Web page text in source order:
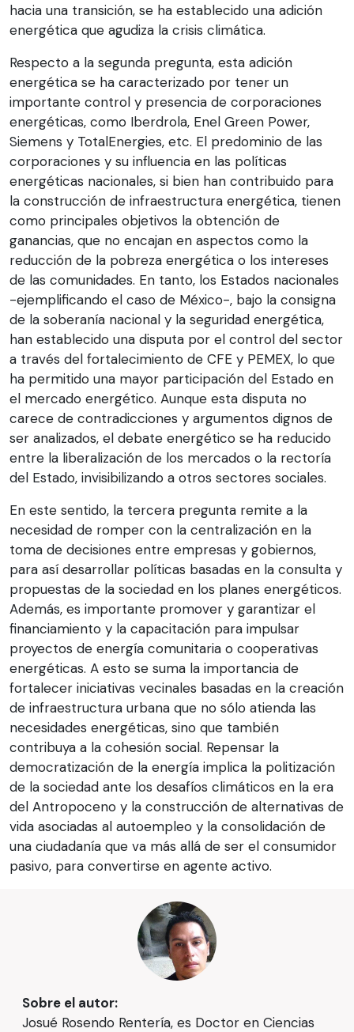
hacia una transición, se ha establecido una adición
energética que agudiza la crisis climática.
Respecto a la segunda pregunta, esta adición
energética se ha caracterizado por tener un
importante control y presencia de corporaciones
energéticas, como Iberdrola, Enel Green Power,
Siemens y TotalEnergies, etc. El predominio de las
corporaciones y su influencia en las políticas
energéticas nacionales, si bien han contribuido para
la construcción de infraestructura energética, tienen
como principales objetivos la obtención de
ganancias, que no encajan en aspectos como la
reducción de la pobreza energética o los intereses
de las comunidades. En tanto, los Estados nacionales
-ejemplificando el caso de México-, bajo la consigna
de la soberanía nacional y la seguridad energética,
han establecido una disputa por el control del sector
a través del fortalecimiento de CFE y PEMEX, lo que
ha permitido una mayor participación del Estado en
el mercado energético. Aunque esta disputa no
carece de contradicciones y argumentos dignos de
ser analizados, el debate energético se ha reducido
entre la liberalización de los mercados o la rectoría
del Estado, invisibilizando a otros sectores sociales.
En este sentido, la tercera pregunta remite a la
necesidad de romper con la centralización en la
toma de decisiones entre empresas y gobiernos,
para así desarrollar políticas basadas en la consulta y
propuestas de la sociedad en los planes energéticos.
Además, es importante promover y garantizar el
financiamiento y la capacitación para impulsar
proyectos de energía comunitaria o cooperativas
energéticas. A esto se suma la importancia de
fortalecer iniciativas vecinales basadas en la creación
de infraestructura urbana que no sólo atienda las
necesidades energéticas, sino que también
contribuya a la cohesión social. Repensar la
democratización de la energía implica la politización
de la sociedad ante los desafíos climáticos en la era
del Antropoceno y la construcción de alternativas de
vida asociadas al autoempleo y la consolidación de
una ciudadanía que va más allá de ser el consumidor
pasivo, para convertirse en agente activo.
Sobre el autor:
Josué Rosendo Rentería, es Doctor en Ciencias